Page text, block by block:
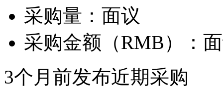
采购量： 面议
采购金额（RMB）：
3个月前发布近期采购